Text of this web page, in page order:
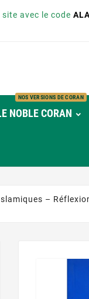
avec le code
NOBLE CORAN
NOS VERSIONS DE CORAN
–